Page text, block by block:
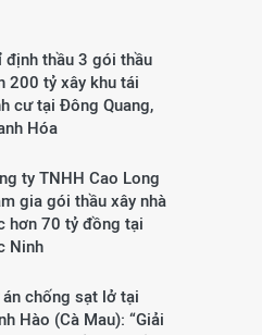
định thầu 3 gói thầu
200 tỷ xây khu tái
cư tại Đông Quang,
Hóa
ty TNHH Cao Long
gia gói thầu xây nhà
hơn 70 tỷ đồng tại
Ninh
án chống sạt lở tại
Hào (Cà Mau): “Giải